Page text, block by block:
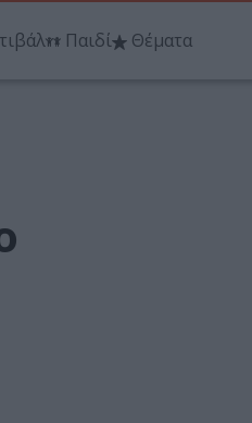
Παιδί Θέματα